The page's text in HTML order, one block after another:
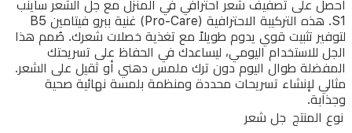
B5
لتوفير
تثبيت
قوي
يدوم
طويلاً
احصل على تصفيف شعر احترافي في المنزل مع جل الشعر ساينب
S1. هذه التركيبة الاحترافية (Pro-Care) غنية ببرو فيتامين B5
لتوفير تثبيت قوي يدوم طويلاً مع تغذية خصلات شعرك. صُمم هذا
الجل للاستخدام اليومي، ليساعدك في الحفاظ على تسريحتك
المفضلة طوال اليوم دون ترك ملمس دهني أو ثقيل على الشعر.
مثالي لإنشاء تسريحات محددة ومنظمة بلمسة نهائية صحية
وجذابة.
نوع المنتج جل شعر